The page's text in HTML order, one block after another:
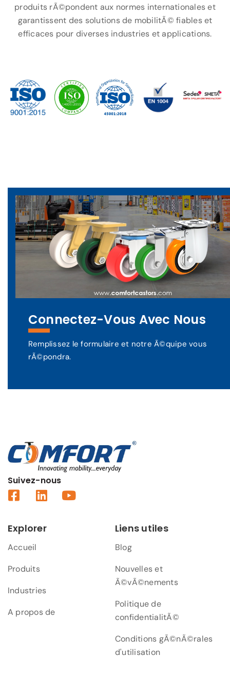
produits rÃ©pondent aux normes internationales et
garantissent des solutions de mobilitÃ© fiables et
efficaces pour diverses industries et applications.
Connectez-Vous Avec Nous
Remplissez le formulaire et notre Ã©quipe vous
rÃ©pondra.
Suivez-nous
Explorer
Accueil
Produits
Industries
A propos de
Liens utiles
Blog
Nouvelles et
Ã©vÃ©nements
Politique de
confidentialitÃ©
Conditions gÃ©nÃ©rales
d'utilisation